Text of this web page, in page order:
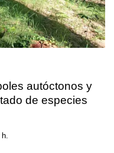
autóctonos y
de especies